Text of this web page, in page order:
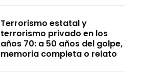
Terrorismo estatal y
terrorismo privado en los
años 70: a 50 años del golpe,
memoria completa o relato